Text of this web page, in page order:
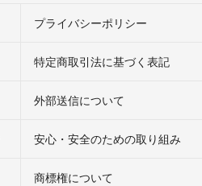
プライバシーポリシー
特定商取引法に基づく表記
外部送信について
安心・安全のための取り組み
商標権について